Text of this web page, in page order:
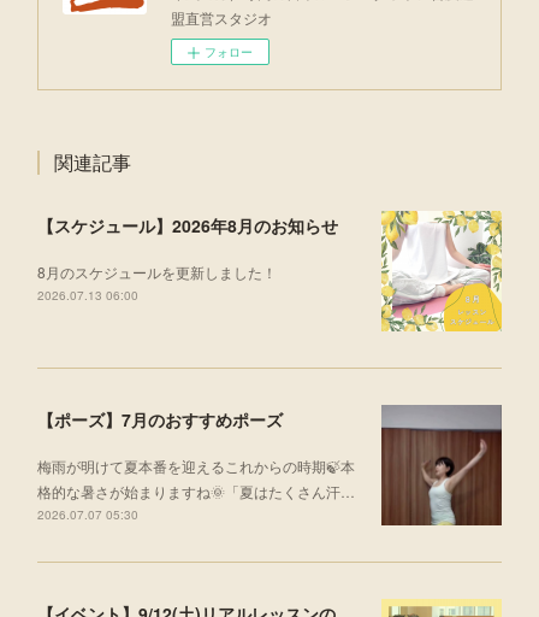
盟直営スタジオ
フォロー
関連記事
【スケジュール】2026年8月のお知らせ
8月のスケジュールを更新しました！
2026.07.13 06:00
【ポーズ】7月のおすすめポーズ
梅雨が明けて夏本番を迎えるこれからの時期🍃本
格的な暑さが始まりますね🌞「夏はたくさん汗…
2026.07.07 05:30